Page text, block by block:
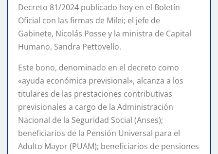
Decreto 81/2024 publicado hoy en el Boletín
Oficial con las firmas de Milei; el jefe de
Gabinete, Nicolás Posse y la ministra de Capital
Humano, Sandra Pettovello.
Este bono, denominado en el decreto como
«ayuda económica previsional», alcanza a los
titulares de las prestaciones contributivas
previsionales a cargo de la Administración
Nacional de la Seguridad Social (Anses);
beneficiarios de la Pensión Universal para el
Adulto Mayor (PUAM); beneficiarios de pensiones